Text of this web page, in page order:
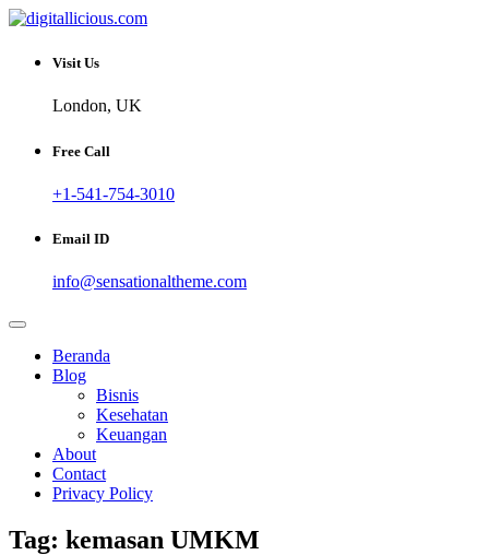
Skip
content
digitallicious.com
Sharing Digital Information
Visit Us
London, UK
Free Call
+1-541-754-3010
Email ID
info@sensationaltheme.com
Beranda
Blog
Bisnis
Kesehatan
Keuangan
About
Contact
Privacy Policy
Tag: kemasan UMKM